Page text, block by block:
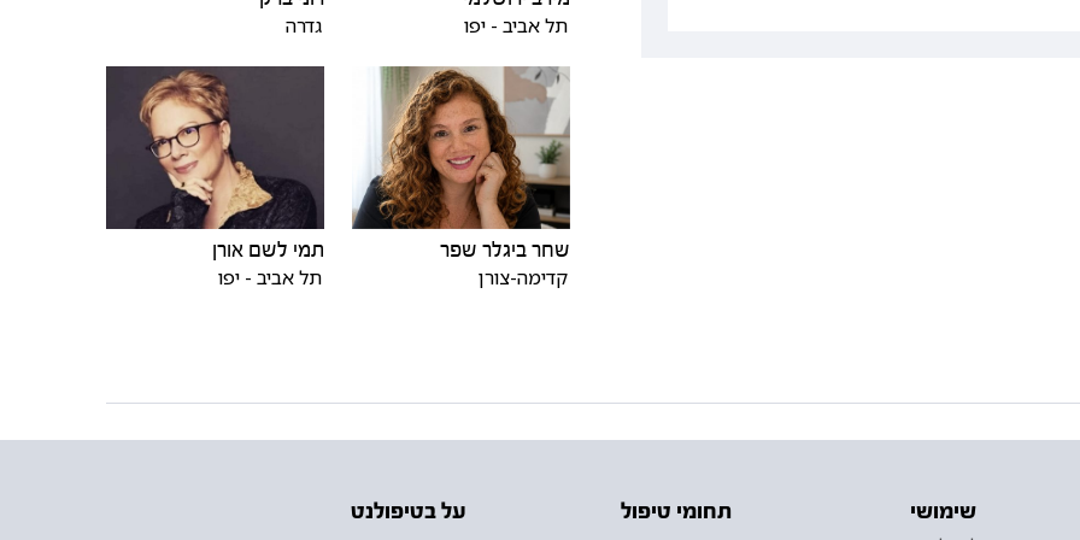
תל אביב - יפו גדרה
שחר ביגלר שפר
קדימה-צורן
תמי לשם אורן
תל אביב - יפו
שימושי תחומי טיפול על בטיפולנט